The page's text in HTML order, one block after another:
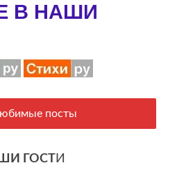
В НАШИ
посты
ГОСТИ